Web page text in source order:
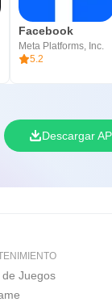
Facebook
Meta Platforms, Inc.
5.2
Descargar
Juegos